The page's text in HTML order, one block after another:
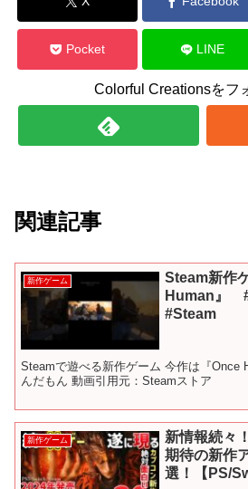
Pocket LINE
Colorful Creationsをフ
関連記事
新作ゲーム
Steam新作
Human』
#Steam
Steamで遊べる新作ゲーム 今作は『Once
んだもん 動画引用元：Steamストア
新作ゲーム
新情報続々
期待の新作
選！【PS/